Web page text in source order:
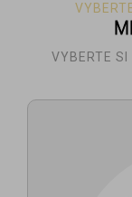
VYBERTE SI